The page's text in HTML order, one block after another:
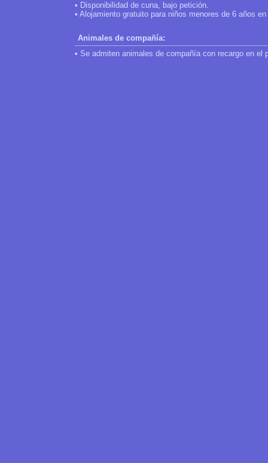
• Disponibilidad de cuna, bajo petición.
• Alojamiento gratuito para niños menores de 6 años
Animales de compañía:
• Se admiten animales de compañía con recargo en el